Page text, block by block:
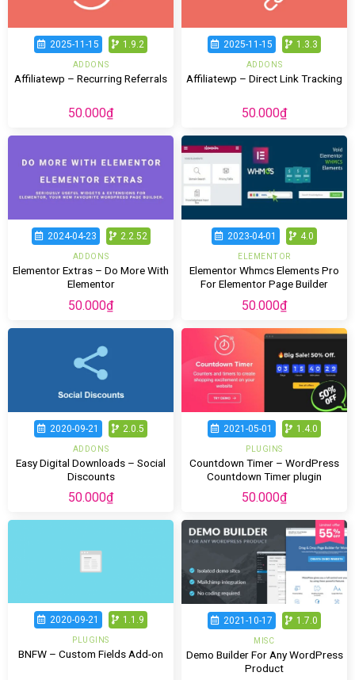
2025-11-15 1.9.2
ADDONS
Affiliatewp – Recurring Referrals
50.000₫
2025-11-15 1.3.3
ADDONS
Affiliatewp – Direct Link Tracking
50.000₫
2024-04-23 2.2.52
ADDONS
Elementor Extras – Do More With
Elementor
50.000₫
2023-04-01 4.0
ELEMENTOR
Elementor Whmcs Elements Pro
For Elementor Page Builder
50.000₫
2020-09-21 2.0.5
ADDONS
Easy Digital Downloads – Social
Discounts
50.000₫
2021-05-01 1.4.0
PLUGINS
Countdown Timer – WordPress
Countdown Timer plugin
50.000₫
2020-09-21 1.1.9
PLUGINS
BNFW – Custom Fields Add-on
2021-10-17 1.7.0
MISC
Demo Builder For Any WordPress
Product